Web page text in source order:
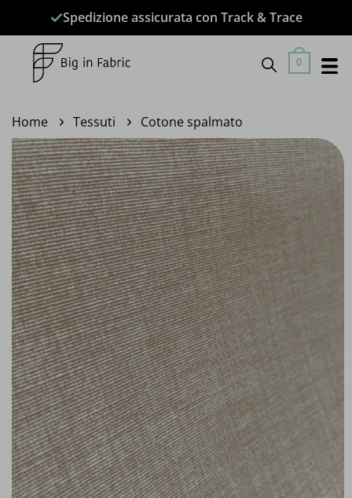
contenuti
Spedizione assicurata con Track & Trace
0
Home Tessuti Cotone spalmato